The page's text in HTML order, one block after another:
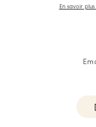
En savoir